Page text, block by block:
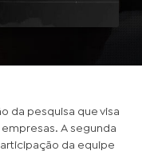
da pesquisa que visa
A segunda
da equipe